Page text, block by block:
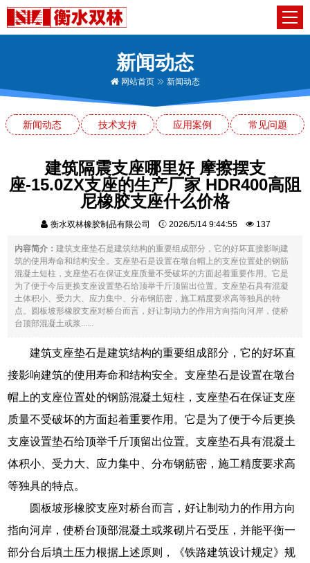
新闻动态
网站首页 新闻动态
新闻动态 技术支持 应用案例 常见问题
建筑隔震支座哪里好 摩擦摆支
座-15.0ZX支座的生产厂家 HDR400高阻
尼橡胶支座什么价格
衡水双林橡胶制品有限公司 2026/5/14 9:44:55 137
内容简介：建筑支座垫石是建筑结构的重要组成部分，它的好坏直接影响建
筑的使用寿命和结构安全。支座垫石是设置在墩台帽上的支座位置处的钢筋
混凝土短柱，支座垫石在保证支座质量不受破坏的方面起着重要作用。它是
为了便于今后更换支座设置垫石给顶举千斤顶留出位置。支座垫石具有混凝
土体积小、受力大、应力集中、分布钢筋密，施工精度要求高等独具的特
点。圆板坡形橡胶支座对桥台而言，好让制动力的作用方向指向河岸，使桥
台顶部混凝土或浆......
建筑支座垫石是建筑结构的重要组成部分，它的好坏直
接影响建筑的使用寿命和结构安全。支座垫石是设置在墩台
帽上的支座位置处的钢筋混凝土短柱，支座垫石在保证支座
质量不受破坏的方面起着重要作用。它是为了便于今后更换
支座设置垫石给顶举千斤顶留出位置。支座垫石具有混凝土
体积小、受力大、应力集中、分布钢筋密，施工精度要求高
等独具的特点。
圆板坡形橡胶支座对桥台而言，好让制动力的作用方向
指向河岸，使桥台顶部混凝土或浆砌片石受压，并能平衡一
部分台后填土压力根据上述原则，《铁路建筑设计规定》规